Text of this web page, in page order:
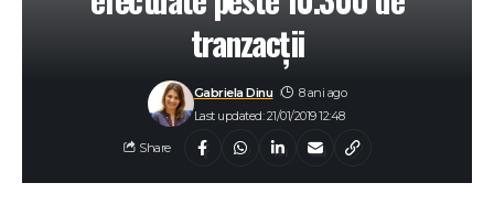
tranzacții
Last updated: 21/01/2019 12:48
Gabriela Dinu 8 ani ago
Share